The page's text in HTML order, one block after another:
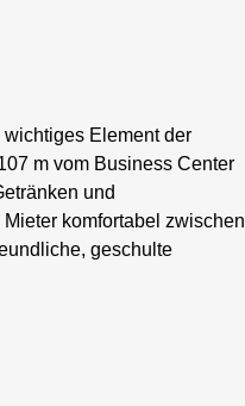
Element der
m vom Business Center
und
komfortabel zwischen
geschulte